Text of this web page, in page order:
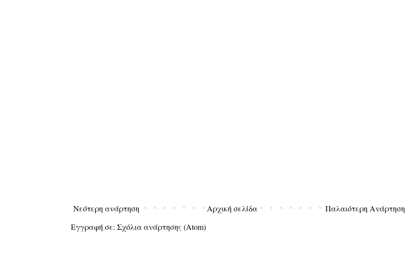
Νεότερη ανάρτηση Παλαιότερη Ανάρτηση
Αρχική σελίδα
Εγγραφή σε: Σχόλια ανάρτησης (Atom)